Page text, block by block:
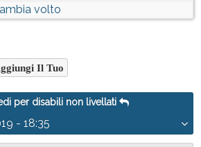
volto
Il Tuo
per disabili non livellati
- 18:35